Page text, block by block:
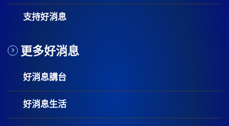
支持好消息
更多好消息
好消息講台
好消息生活